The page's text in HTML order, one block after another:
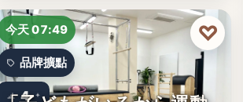
今天 07:49
品牌擴點
4
♡